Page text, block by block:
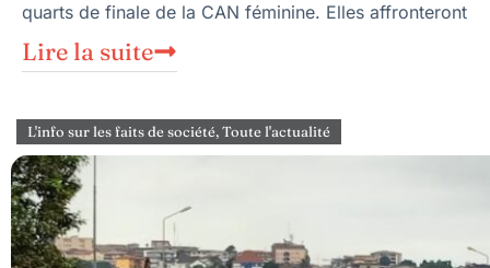
quarts de finale de la CAN féminine. Elles affronteront
Lire la suite
L'info sur les faits de société,Toute l'actualité